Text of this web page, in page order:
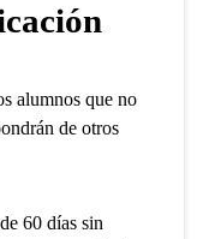
alumnos que no
de otros
60 días sin